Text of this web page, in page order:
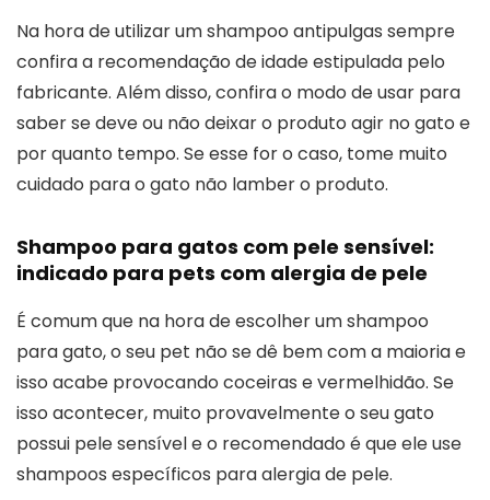
Na hora de utilizar um shampoo antipulgas sempre
confira a recomendação de idade estipulada pelo
fabricante. Além disso, confira o modo de usar para
saber se deve ou não deixar o produto agir no gato e
por quanto tempo. Se esse for o caso, tome muito
cuidado para o gato não lamber o produto.
Shampoo para gatos com pele sensível:
indicado para pets com alergia de pele
É comum que na hora de escolher um shampoo
para gato, o seu pet não se dê bem com a maioria e
isso acabe provocando coceiras e vermelhidão. Se
isso acontecer, muito provavelmente o seu gato
possui pele sensível e o recomendado é que ele use
shampoos específicos para alergia de pele.